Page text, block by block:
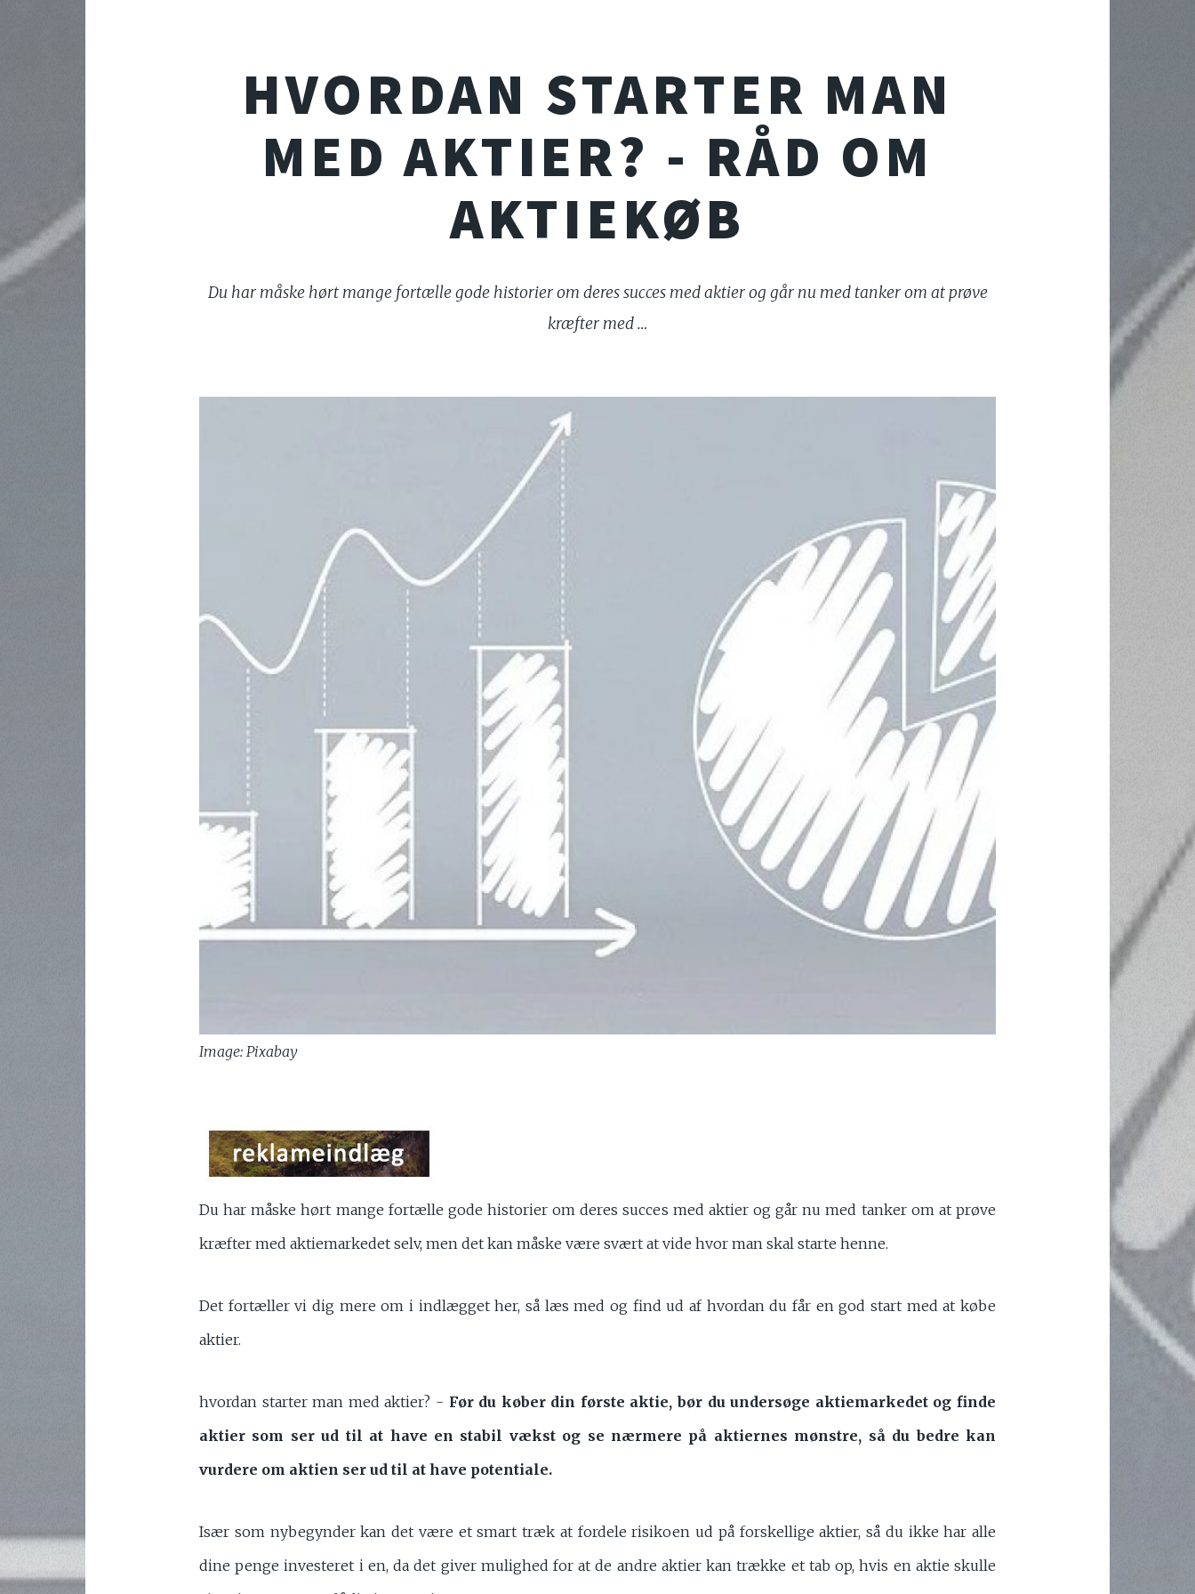
HVORDAN STARTER MAN
MED AKTIER? - RÅD OM
AKTIEKØB
Du har måske hørt mange fortælle gode historier om deres succes med aktier og går nu med tanker om at prøve
kræfter med …
Image: Pixabay
Du har måske hørt mange fortælle gode historier om deres succes med aktier og går nu med tanker om at prøve
kræfter med aktiemarkedet selv, men det kan måske være svært at vide hvor man skal starte henne.
Det fortæller vi dig mere om i indlægget her, så læs med og find ud af hvordan du får en god start med at købe
aktier.
hvordan starter man med aktier? - Før du køber din første aktie, bør du undersøge aktiemarkedet og finde
aktier som ser ud til at have en stabil vækst og se nærmere på aktiernes mønstre, så du bedre kan
vurdere om aktien ser ud til at have potentiale.
Især som nybegynder kan det være et smart træk at fordele risikoen ud på forskellige aktier, så du ikke har alle
dine penge investeret i en, da det giver mulighed for at de andre aktier kan trække et tab op, hvis en aktie skulle